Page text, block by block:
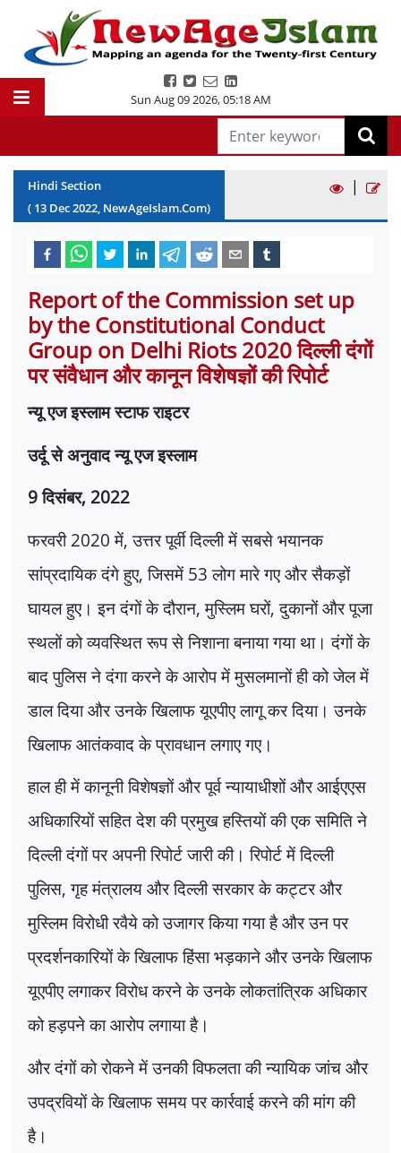
Sun Aug 09 2026,05:18 AM
Hindi Section
( 13 Dec2022, NewAgeIslam.Com)
|
Report of the Commission set up
by the Constitutional Conduct
Group on Delhi Riots 2020 दिल्ली दंगों
पर संवैधान और कानून विशेषज्ञों की रिपोर्ट
न्यू एज इस्लाम स्टाफ राइटर
उर्दू से अनुवाद न्यू एज इस्लाम
9दिसंबर, 2022
फरवरी2020में,उत्तर पूर्वी दिल्ली में सबसे भयानक
सांप्रदायिक दंगे हुए,जिसमें 53लोग मारे गए और सैकड़ों
घायल हुए। इन दंगों के दौरान,मुस्लिम घरों,दुकानों और पूजा
स्थलों को व्यवस्थित रूप से निशाना बनाया गया था। दंगों के
बाद पुलिस ने दंगा करने के आरोप में मुसलमानों ही को जेल में
डाल दिया और उनके खिलाफ यूएपीए लागू कर दिया। उनके
खिलाफ आतंकवाद के प्रावधान लगाए गए।
हाल ही में कानूनी विशेषज्ञों और पूर्व न्यायाधीशों और आईएएस
अधिकारियों सहित देश की प्रमुख हस्तियों की एक समिति ने
दिल्ली दंगों पर अपनी रिपोर्ट जारी की। रिपोर्ट में दिल्ली
पुलिस,गृह मंत्रालय और दिल्ली सरकार के कट्टर और
मुस्लिम विरोधी रवैये को उजागर किया गया है और उन पर
प्रदर्शनकारियों के खिलाफ हिंसा भड़काने और उनके खिलाफ
यूएपीए लगाकर विरोध करने के उनके लोकतांत्रिक अधिकार
को हड़पने का आरोप लगाया है।
और दंगों को रोकने में उनकी विफलता की न्यायिक जांच और
उपद्रवियों के खिलाफ समय पर कार्रवाई करने की मांग की
है।